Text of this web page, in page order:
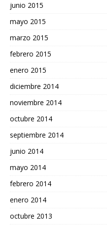
junio 2015
mayo 2015
marzo 2015
febrero 2015
enero 2015
diciembre 2014
noviembre 2014
octubre 2014
septiembre 2014
junio 2014
mayo 2014
febrero 2014
enero 2014
octubre 2013